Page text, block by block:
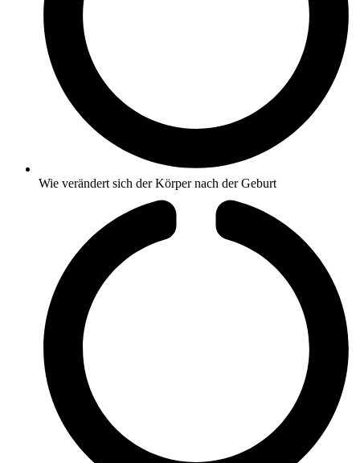
Wie verändert sich der Körper nach der Geburt